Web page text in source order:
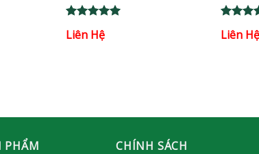
out of 5
Liên Hệ
out of 5
Liên Hệ
PHẨM CHÍNH SÁCH